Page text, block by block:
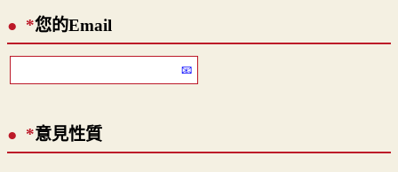
*您的Email
*意見性質